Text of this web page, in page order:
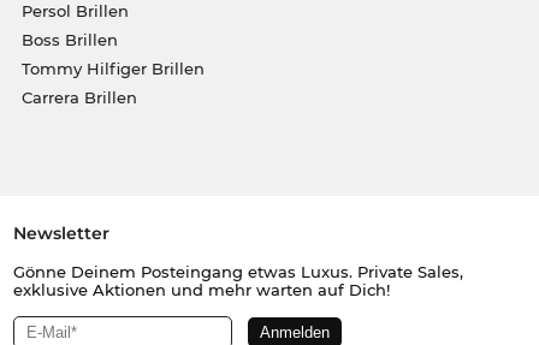
Persol Brillen
Boss Brillen
Tommy Hilfiger Brillen
Carrera Brillen
Newsletter
Gönne Deinem Posteingang etwas Luxus. Private Sales,
exklusive Aktionen und mehr warten auf Dich!